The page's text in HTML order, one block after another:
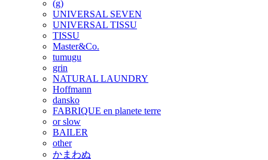
(g)
UNIVERSAL SEVEN
UNIVERSAL TISSU
TISSU
Master&Co.
tumugu
grin
NATURAL LAUNDRY
Hoffmann
dansko
FABRIQUE en planete terre
or slow
BAILER
other
かまわぬ